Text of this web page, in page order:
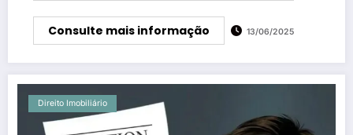
Consulte mais informação 13/06/2025
Direito Imobiliário